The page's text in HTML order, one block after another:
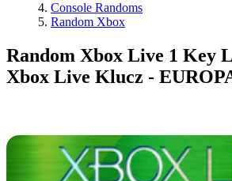
Console Randoms
Random Xbox
Random Xbox Live 1 Key
Xbox Live Klucz -